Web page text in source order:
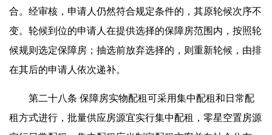
合。经审核，申请人仍然符合规定条件的，其原轮候次序不
变。轮候到位的申请人在提供选择的保障房范围内，按照轮
候规则选定保障房；抽选前放弃选择的，则重新轮候，由排
在其后的申请人依次递补。
第二十八条 保障房实物配租可采用集中配租和日常配
租方式进行，批量供应房源宜实行集中配租，零星空置房源